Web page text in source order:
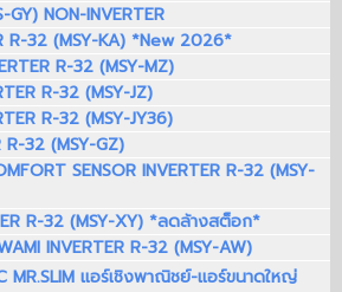
NON-INVERTER
R-32 (MSY-KA) *New 2026*
R-32 (MSY-MZ)
R-32 (MSY-JZ)
R-32 (MSY-JY36)
R-32 (MSY-GZ)
SENSOR INVERTER R-32 (MSY-
R-32 (MSY-XY) *ลดล้างสต็อก*
INVERTER R-32 (MSY-AW)
MR.SLIM แอร์เชิงพาณิชย์-แอร์ขนาดใหญ่